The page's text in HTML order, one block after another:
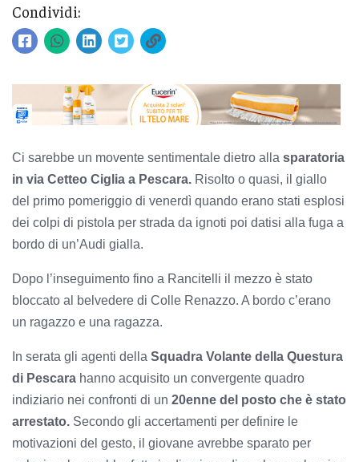
Condividi:
Ci sarebbe un movente sentimentale dietro alla sparatoria
in via Cetteo Ciglia a Pescara. Risolto o quasi, il giallo
del primo pomeriggio di venerdì quando erano stati esplosi
dei colpi di pistola per strada da ignoti poi datisi alla fuga a
bordo di un’Audi gialla.
Dopo l’inseguimento fino a Rancitelli il mezzo è stato
bloccato al belvedere di Colle Renazzo. A bordo c’erano
un ragazzo e una ragazza.
In serata gli agenti della Squadra Volante della Questura
di Pescara hanno acquisito un convergente quadro
indiziario nei confronti di un 20enne del posto che è stato
arrestato. Secondo gli accertamenti per definire le
motivazioni del gesto, il giovane avrebbe sparato per